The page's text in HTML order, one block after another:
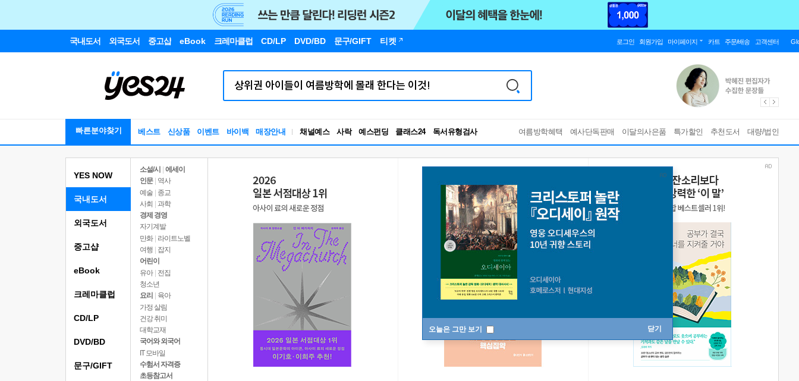
국내도서 외국도서 중고샵 eBook 크레마클럽 CD/LP DVD/BD 문구/GIFT 티켓 로그인 회원가입 마이페이지 카트 주문/배송 고객센터
빠른분야찾기 베스트 신상품 이벤트 바이백 매장안내 채널예스 사락 예스펀딩 클래스24
독서유형검사
RBTI Lab
독서유형검사
여름방학혜택 예사단독판매 이달의사은품 특가할인 추천도서 대량/법인
오늘은 그만 보기 닫기
YES NOW
국내도서
소설/시
에세이
인문
역사
예술 | 종교
사회 | 과학
경제 경영
자기계발
만화 | 라이트노벨
여행
잡지
어린이
유아 | 전집
청소년
요리
육아
가정 살림
건강 취미
대학교재
국어와 외국어
IT 모바일
수험서 자격증
초등참고서
외국도서
중고샵
eBook
크레마클럽
CD/LP
DVD/BD
문구/GIFT